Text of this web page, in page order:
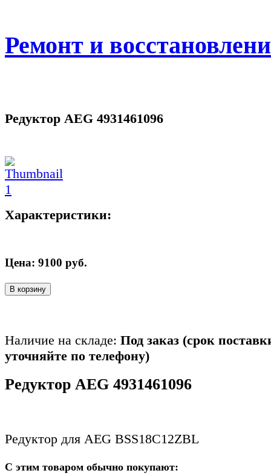
Ремонт и
Редуктор AEG 4931461096
Характеристики:
Цена: 9100 руб.
В корзину
Наличие на складе: Под заказ (срок
уточняйте по телефону)
Редуктор AEG 4931461096
Редуктор для AEG BSS18C12ZBL
С этим товаром обычно покупают: